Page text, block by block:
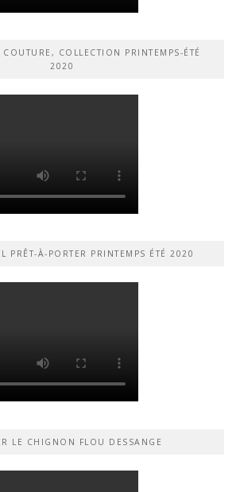
COLLECTION PRINTEMPS-ÉTÉ
2020
PRÊT-À-PORTER PRINTEMPS ÉTÉ 2020
LE CHIGNON FLOU DESSANGE